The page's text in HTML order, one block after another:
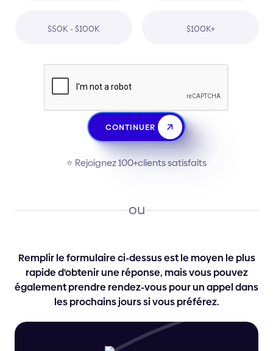
$50K - $100K $100K+
CONTINUER
⭐️ Rejoignez 100+clients satisfaits
ou
Remplir le formulaire ci-dessus est le moyen le plus
rapide d'obtenir une réponse, mais vous pouvez
également prendre rendez-vous pour un appel dans
les prochains jours si vous préférez.